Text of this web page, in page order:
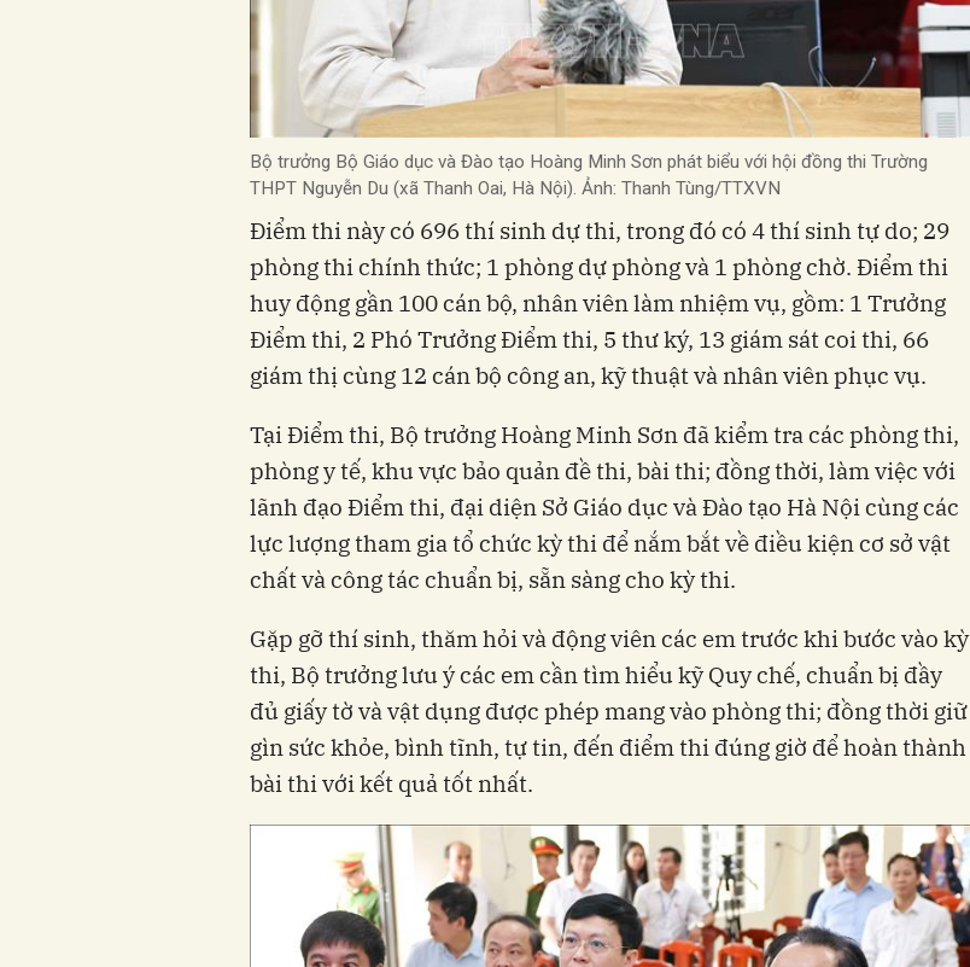
Bộ trưởng Bộ Giáo dục và Đào tạo Hoàng Minh Sơn phát biểu với hội đồng thi Trường
THPT Nguyễn Du (xã Thanh Oai, Hà Nội). Ảnh: Thanh Tùng/TTXVN
Điểm thi này có 696 thí sinh dự thi, trong đó có 4 thí sinh tự do; 29
phòng thi chính thức; 1 phòng dự phòng và 1 phòng chờ. Điểm thi
huy động gần 100 cán bộ, nhân viên làm nhiệm vụ, gồm: 1 Trưởng
Điểm thi, 2 Phó Trưởng Điểm thi, 5 thư ký, 13 giám sát coi thi, 66
giám thị cùng 12 cán bộ công an, kỹ thuật và nhân viên phục vụ.
Tại Điểm thi, Bộ trưởng Hoàng Minh Sơn đã kiểm tra các phòng thi,
phòng y tế, khu vực bảo quản đề thi, bài thi; đồng thời, làm việc với
lãnh đạo Điểm thi, đại diện Sở Giáo dục và Đào tạo Hà Nội cùng các
lực lượng tham gia tổ chức kỳ thi để nắm bắt về điều kiện cơ sở vật
chất và công tác chuẩn bị, sẵn sàng cho kỳ thi.
Gặp gỡ thí sinh, thăm hỏi và động viên các em trước khi bước vào kỳ
thi, Bộ trưởng lưu ý các em cần tìm hiểu kỹ Quy chế, chuẩn bị đầy
đủ giấy tờ và vật dụng được phép mang vào phòng thi; đồng thời giữ
gìn sức khỏe, bình tĩnh, tự tin, đến điểm thi đúng giờ để hoàn thành
bài thi với kết quả tốt nhất.